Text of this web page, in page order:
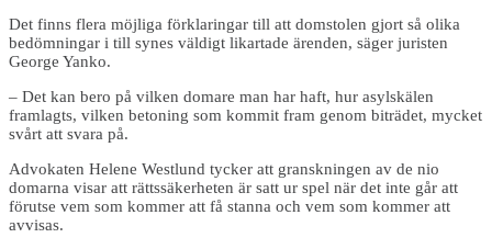
Det finns flera möjliga förklaringar till att domstolen gjort så olika
bedömningar i till synes väldigt likartade ärenden, säger juristen
George Yanko.
– Det kan bero på vilken domare man har haft, hur asylskälen
framlagts, vilken betoning som kommit fram genom biträdet, mycket
svårt att svara på.
Advokaten Helene Westlund tycker att granskningen av de nio
domarna visar att rättssäkerheten är satt ur spel när det inte går att
förutse vem som kommer att få stanna och vem som kommer att
avvisas.